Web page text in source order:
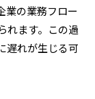
業の業務フロー
れます。この過
遅れが生じる可